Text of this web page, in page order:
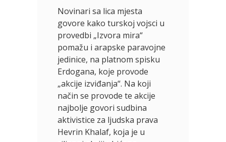
Novinari sa lica mjesta
govore kako turskoj vojsci u
provedbi „Izvora mira“
pomažu i arapske paravojne
jedinice, na platnom spisku
Erdogana, koje provode
„akcije izviđanja“. Na koji
način se provode te akcije
najbolje govori sudbina
aktivistice za ljudska prava
Hevrin Khalaf, koja je u